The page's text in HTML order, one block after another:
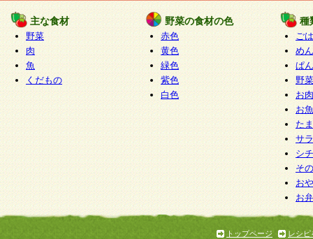
主な食材
野菜
肉
魚
くだもの
野菜の食材の色
赤色
黄色
緑色
紫色
白色
種
ご
めん
ぱん
野
お
お
た
サ
シ
そ
お
お
トップページ
レシピ